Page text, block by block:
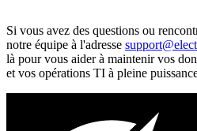
Si vous avez des questions ou
notre équipe à l'adresse
là pour vous aider à maintenir vos
et vos opérations TI à pleine